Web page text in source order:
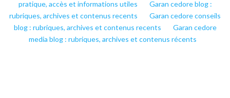
pratique, accès et informations utiles
Garan cedore blog :
rubriques, archives et contenus recents
Garan cedore conseils
blog : rubriques, archives et contenus recents
Garan cedore
media blog : rubriques, archives et contenus récents